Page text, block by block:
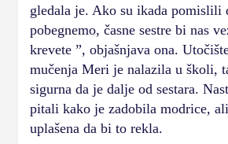
gledala je. Ako su ikada pomislili
pobegnemo, časne sestre bi nas
krevete ”, objašnjava ona.
mučenja Meri je nalazila u školi,
sigurna da je dalje od sestara.
pitali kako je zadobila modrice,
uplašena da bi to rekla.